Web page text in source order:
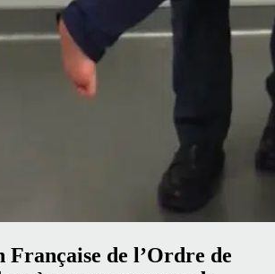
Française de l’Ordre de